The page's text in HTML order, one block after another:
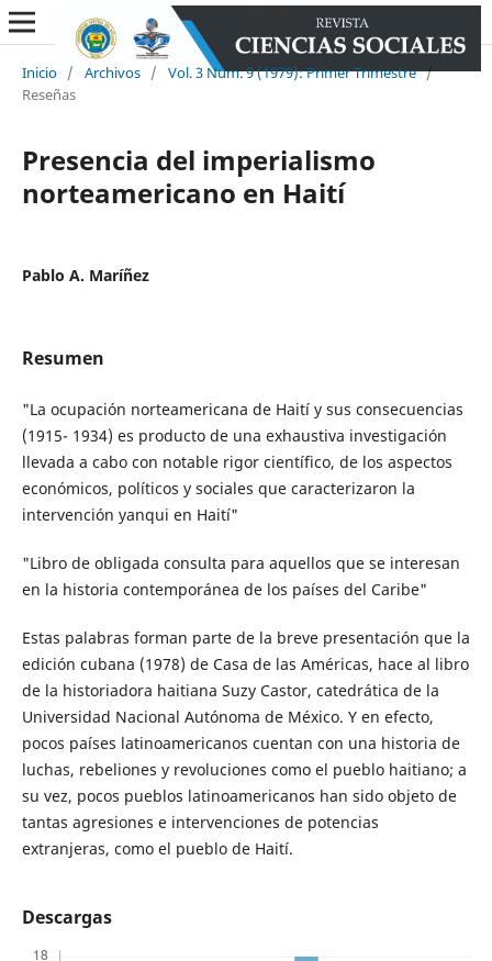
Inicio / Archivos / Vol. 3 Núm. 9 (1979): Primer Trimestre /
Reseñas
Presencia del imperialismo
norteamericano en Haití
Pablo A. Maríñez
Resumen
"La ocupación norteamericana de Haití y sus consecuencias
(1915- 1934) es producto de una exhaustiva investigación
llevada a cabo con notable rigor científico, de los aspectos
económicos, políticos y sociales que caracterizaron la
intervención yanqui en Haití"
"Libro de obligada consulta para aquellos que se interesan
en la historia contemporánea de los países del Caribe"
Estas palabras forman parte de la breve presentación que la
edición cubana (1978) de Casa de las Américas, hace al libro
de la historiadora haitiana Suzy Castor, catedrática de la
Universidad Nacional Autónoma de México. Y en efecto,
pocos países latinoamericanos cuentan con una historia de
luchas, rebeliones y revoluciones como el pueblo haitiano; a
su vez, pocos pueblos latinoamericanos han sido objeto de
tantas agresiones e intervenciones de potencias
extranjeras, como el pueblo de Haití.
Descargas